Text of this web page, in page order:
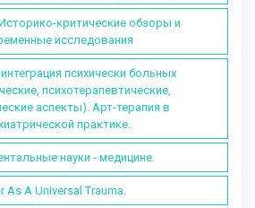
критические обзоры и
исследования
психически больных
психотерапевтические,
аспекты). Арт-терапия в
практике.
науки - медицине.
As A Universal Trauma.